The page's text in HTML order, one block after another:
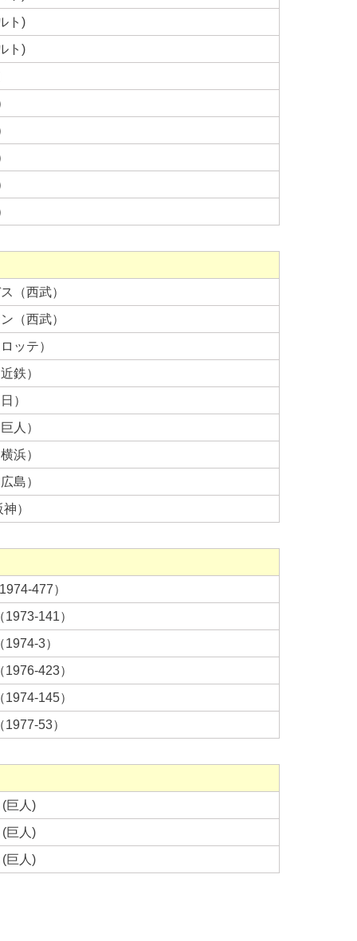
ト)
ト)
（西武）
（西武）
ッテ）
鉄）
）
人）
浜）
島）
）
477）
141）
3）
423）
145）
53）
巨人)
巨人)
巨人)